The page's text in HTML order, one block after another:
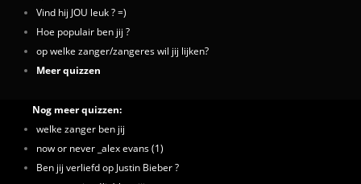
Vind hij JOU leuk ? =)
Hoe populair ben jij ?
op welke zanger/zangeres wil jij lijken?
Meer quizzen
Nog meer quizzen:
welke zanger ben jij
now or never _alex evans (1)
Ben jij verliefd op Justin Bieber ?